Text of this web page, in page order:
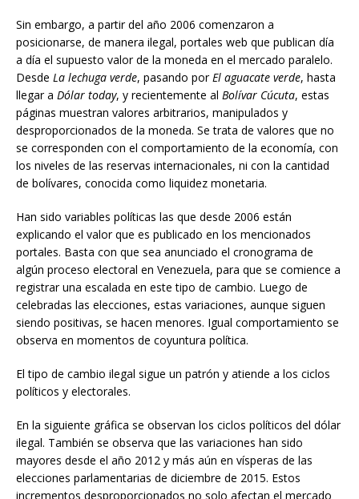
Sin embargo, a partir del año 2006 comenzaron a
posicionarse, de manera ilegal, portales web que publican día
a día el supuesto valor de la moneda en el mercado paralelo.
Desde La lechuga verde, pasando porEl aguacate verde, hasta
llegar a Dólar today, y recientemente al Bolívar Cúcuta, estas
páginas muestran valores arbitrarios, manipulados y
desproporcionados de la moneda. Se trata de valores que no
se corresponden con el comportamiento de la economía, con
los niveles de las reservas internacionales, ni con la cantidad
de bolívares, conocida como liquidez monetaria.
Han sido variables políticas las que desde 2006 están
explicando el valor que es publicado en los mencionados
portales. Basta con que sea anunciado el cronograma de
algún proceso electoral en Venezuela, para que se comience a
registrar una escalada en este tipo de cambio. Luego de
celebradas las elecciones, estas variaciones, aunque siguen
siendo positivas, se hacen menores. Igual comportamiento se
observa en momentos de coyuntura política.
El tipo de cambio ilegal sigue un patrón y atiende a los ciclos
políticos y electorales.
En la siguiente gráfica se observan los ciclos políticos del dólar
ilegal. También se observa que las variaciones han sido
mayores desde el año 2012 y más aún en vísperas de las
elecciones parlamentarias de diciembre de 2015. Estos
incrementos desproporcionados no solo afectan el mercado